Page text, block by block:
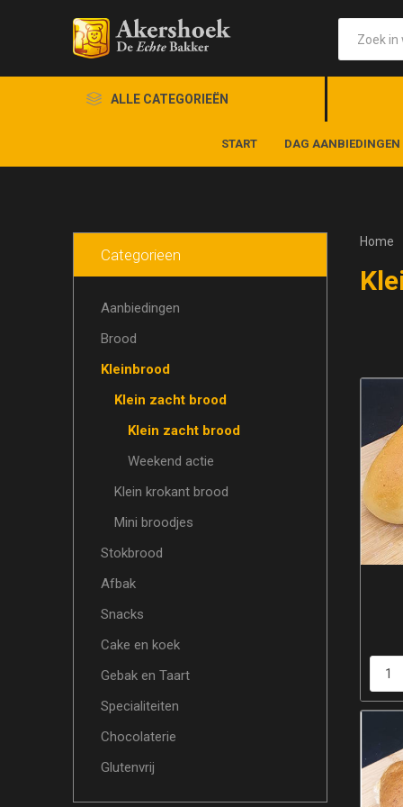
ALLE CATEGORIEËN
START DAG AANBIEDINGEN
Home
Categorieen
Aanbiedingen
Brood
Kleinbrood
Klein zacht brood
Klein zacht brood
Weekend actie
Klein krokant brood
Mini broodjes
Stokbrood
Afbak
Snacks
Cake en koek
Gebak en Taart
Specialiteiten
Chocolaterie
Glutenvrij